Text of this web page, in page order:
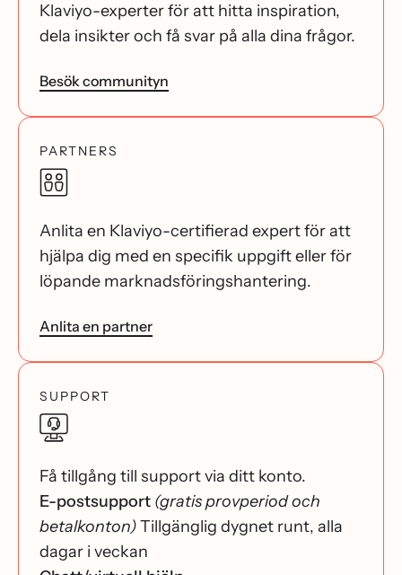
Klaviyo-experter för att hitta inspiration,
dela insikter och få svar på alla dina frågor.
Besök communityn
PARTNERS
Anlita en Klaviyo-certifierad expert för att
hjälpa dig med en specifik uppgift eller för
löpande marknadsföringshantering.
Anlita en partner
SUPPORT
Få tillgång till support via ditt konto.
E-postsupport (gratis provperiod och
betalkonton)Tillgänglig dygnet runt, alla
dagar i veckan